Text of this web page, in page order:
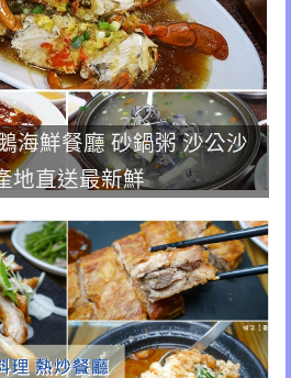
海鮮餐廳 砂鍋粥 沙公沙
地直送最新鮮